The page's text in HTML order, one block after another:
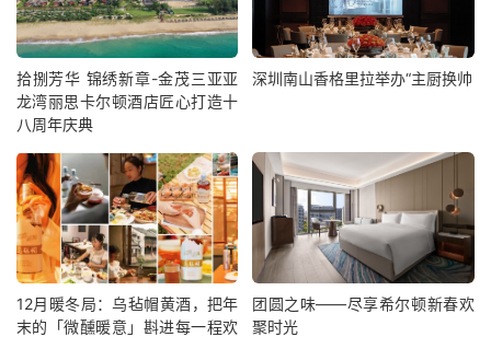
拾捌芳华 锦绣新章-金茂三亚亚
龙湾丽思卡尔顿酒店匠心打造十
八周年庆典
深圳南山香格里拉举办“主厨换帅
12月暖冬局：乌毡帽黄酒，把年
末的「微醺暖意」斟进每一程欢
团圆之味——尽享希尔顿新春欢
聚时光